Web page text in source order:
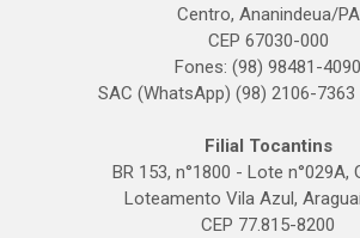
Centro, Ananindeua/PA
CEP 67030-000
Fones: (98) 98481-4090
SAC (WhatsApp) (98) 2106-
Filial Tocantins
BR 153, n°1800 - Lote n°029A,
Loteamento Vila Azul,
CEP 77.815-8200